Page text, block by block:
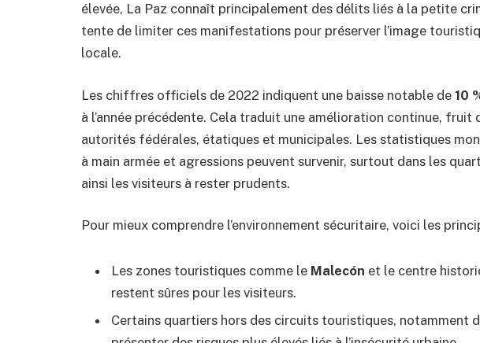
élevée, La Paz connaît principalement des délits liés à la petite
tente de limiter ces manifestations pour préserver l’image
locale.
Les chiffres officiels de 2022 indiquent une baisse notable de 10
à l’année précédente. Cela traduit une amélioration continue,
autorités fédérales, étatiques et municipales. Les statistiques
à main armée et agressions peuvent survenir, surtout dans les
ainsi les visiteurs à rester prudents.
Pour mieux comprendre l’environnement sécuritaire, voici les
Les zones touristiques comme le Malecón et le centre
restent sûres pour les visiteurs.
Certains quartiers hors des circuits touristiques, notamment